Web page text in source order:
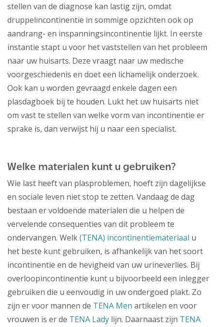
stellen van de diagnose kan lastig zijn, omdat
druppelincontinentie in sommige opzichten ook op
aandrang- en inspanningsincontinentie lijkt. In eerste
instantie stapt u voor het vaststellen van het probleem
naar uw huisarts. Deze vraagt naar uw medische
voorgeschiedenis en doet een lichamelijk onderzoek.
Ook kan u worden gevraagd enkele dagen een
plasdagboek bij te houden. Lukt het uw huisarts niet
om vast te stellen van welke vorm van incontinentie er
sprake is, dan verwijst hij u naar een specialist.
Welke materialen kunt u gebruiken?
Wie last heeft van plasproblemen, hoeft zijn dagelijkse
en sociale leven niet stop te zetten. Vandaag de dag
bestaan er voldoende materialen die u helpen de
vervelende consequenties van dit probleem te
ondervangen. Welk(TENA) incontinentiemateriaal u
het beste kunt gebruiken, is afhankelijk van het soort
incontinentie en de hevigheid van uw urineverlies. Bij
overloopincontinentie kunt u bijvoorbeeld een inlegger
gebruiken die u eenvoudig in uw ondergoed plakt. Zo
zijn er voor mannen de TENA Men artikelen en voor
vrouwen is er de TENA Lady lijn. Daarnaast zijn TENA